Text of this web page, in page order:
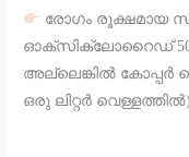
രോഗം രൂക്ഷമായ
ഓക്സിക്ലോറൈഡ് 50
അല്ലെങ്കിൽ
ഒരു ലിറ്റർ